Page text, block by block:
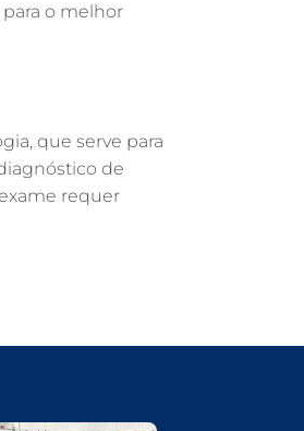
EM PETS EM GUARULHOS
VETERINÁRIA EM
VETERINÁRIA EM
o melhor
que serve para
de
requer